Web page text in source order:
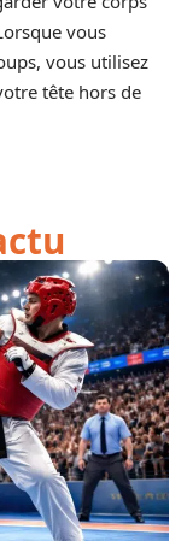
vous
vous utilisez
tête hors de